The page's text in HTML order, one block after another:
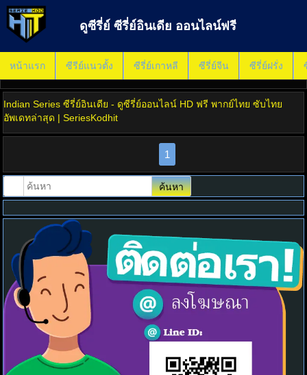
ดูซีรี่ย์ ซีรี่ย์อินเดีย ออนไลน์ฟรี
หน้าแรก ซีรีย์แนวตั้ง ซีรี่ย์เกาหลี ซีรี่ย์จีน ซีรี่ย์ฝรั่ง
Indian Series ซีรี่ย์อินเดีย - ดูซีรี่ย์ออนไลน์ HD ฟรี พากย์ไทย ซับไทย
อัพเดทล่าสุด | SeriesKodhit
1
ค้นหา